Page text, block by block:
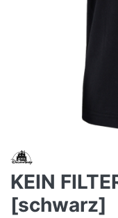
KEIN
[schwarz]